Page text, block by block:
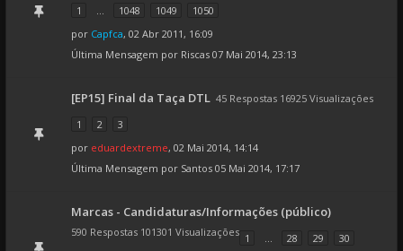
1
... 1048 1049
1050
por Capfca, 02 Abr 2011, 16:09
Última Mensagem por Riscas 07 Mai 2014, 23:13
[EP15] Final da Taça DTL 45 Respostas 16925 Visualizações
1
2
3
por eduardextreme, 02 Mai 2014, 14:14
Última Mensagem por Santos 05 Mai 2014, 17:17
Marcas - Candidaturas/Informações (público)
590 Respostas 101301 Visualizações 1 ... 28 29
30